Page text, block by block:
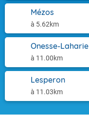
Mézos
à 5.62km
Onesse-Laharie
à 11.00km
Lesperon
à 11.03km